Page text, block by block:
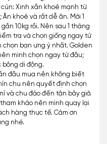
Xinh xắn khoẻ mạnh từ
khoẻ và rất dễ ăn. Mới 1
10kg rồi. Nên sau 1 tháng
tra và chọn giống ngay từ
chọn bạn ưng ý nhất. Golden
mình chọn ngay từ đầu;
bông di động.
đầu mua nên không biết
chu nên quyết định chọn
và chu đáo đến tận bây giờ.
khảo nên mình quay lại
hàng thực tế. Cảm ơn
nhé.